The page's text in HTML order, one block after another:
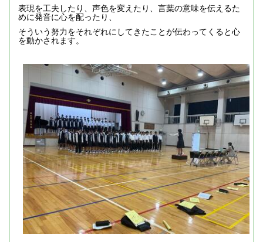
表現を工夫したり、声色を変えたり、言葉の意味を伝えるた
めに発音に心を配ったり、
そういう努力をそれぞれにしてきたことが伝わってくると心
を動かされます。